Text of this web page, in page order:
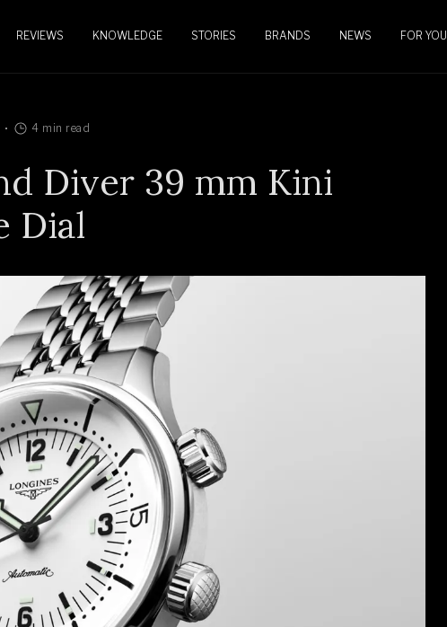
REVIEWS KNOWLEDGE STORIES BRANDS NEWS FOR YOU
4 min read
Diver 39 mm Kini
Dial